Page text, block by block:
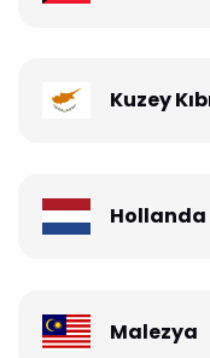
Kuzey
Hollanda
Malezya